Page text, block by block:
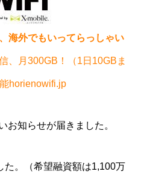
海外でもいってらっしゃい
、月300GB！（1日10GBま
horienowifi.jp
お知らせが届きました。
た。（希望融資額は1,100万